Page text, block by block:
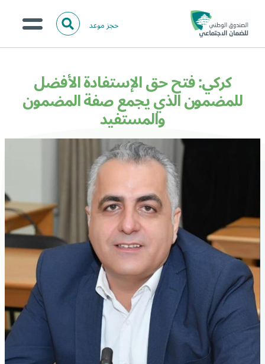
حجز موعد ا
ل
ث
الخدمات الالكترونية
المركز الإعلامي
تواصل معنا
البحث
كركي: فتح حق الإستفادة الأفضل
للمضمون الذي يجمع صفة المضمون
والمستفيد